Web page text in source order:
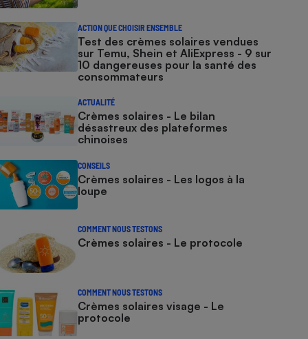
ACTION QUE CHOISIR ENSEMBLE
Test des crèmes solaires vendues
sur Temu, Shein et AliExpress - 9 sur
10 dangereuses pour la santé des
consommateurs
ACTUALITÉ
Crèmes solaires - Le bilan
désastreux des plateformes
chinoises
CONSEILS
Crèmes solaires - Les logos à la
loupe
COMMENT NOUS TESTONS
Crèmes solaires - Le protocole
COMMENT NOUS TESTONS
Crèmes solaires visage - Le
protocole